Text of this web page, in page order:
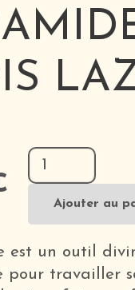
quantité
de
Pendule
Pyramide
en
Lapis
Ajouter au
est un outil
pour travailler